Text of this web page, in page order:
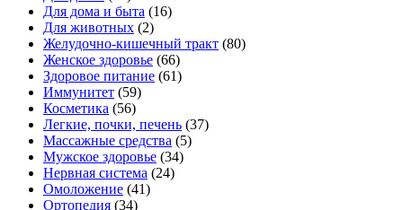
Для дома и быта (16)
Для животных (2)
Желудочно-кишечный тракт (80)
Женское здоровье (66)
Здоровое питание (61)
Иммунитет (59)
Косметика (56)
Легкие, почки, печень (37)
Массажные средства (5)
Мужское здоровье (34)
Нервная система (24)
Омоложение (41)
Ортопедия (34)